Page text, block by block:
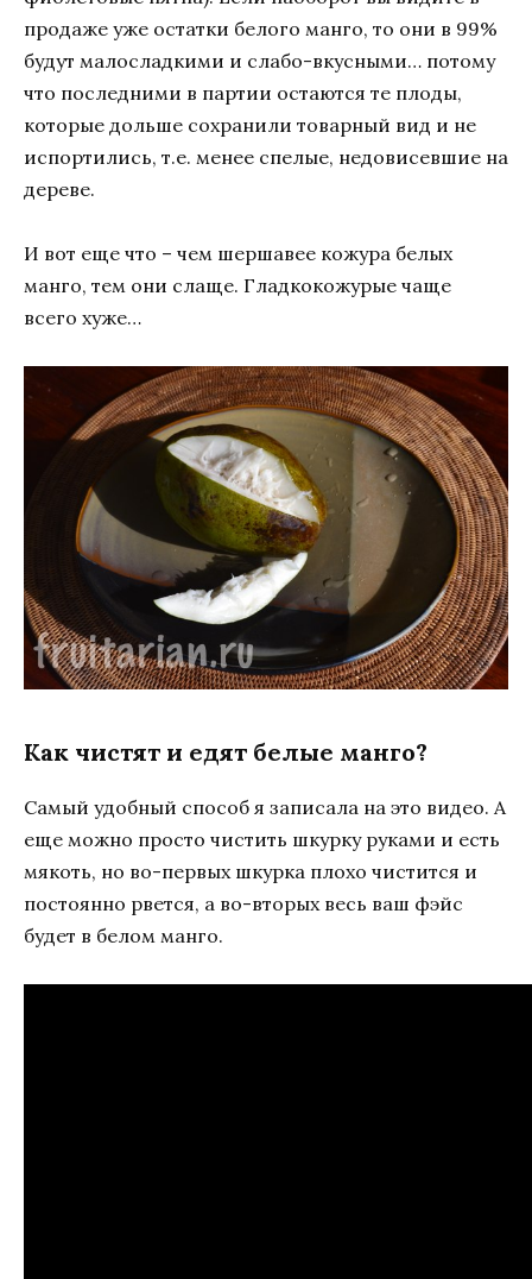
продаже уже остатки белого манго, то они в 99%
будут малосладкими и слабо-вкусными… потому
что последними в партии остаются те плоды,
которые дольше сохранили товарный вид и не
испортились, т.е. менее спелые, недовисевшие на
дереве.
И вот еще что – чем шершавее кожура белых
манго, тем они слаще. Гладкокожурые чаще
всего хуже…
Как чистят и едят белые манго?
Самый удобный способ я записала на это видео. А
еще можно просто чистить шкурку руками и есть
мякоть, но во-первых шкурка плохо чистится и
постоянно рвется, а во-вторых весь ваш фэйс
будет в белом манго.